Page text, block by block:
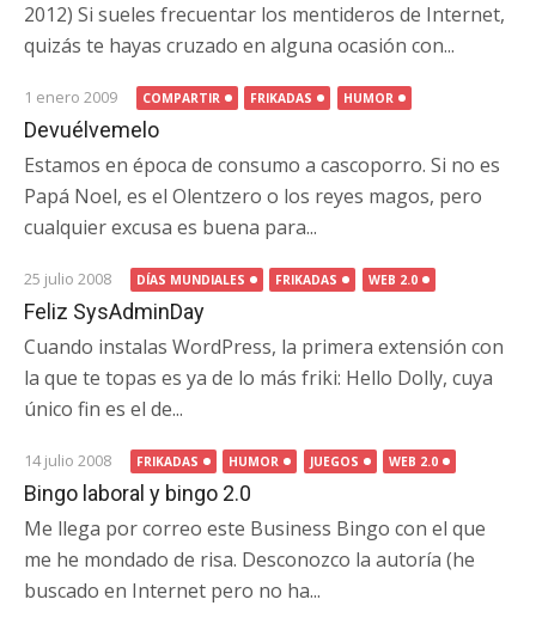
2012) Si sueles frecuentar los mentideros de Internet,
quizás te hayas cruzado en alguna ocasión con...
1 enero 2009 COMPARTIR FRIKADAS HUMOR
Devuélvemelo
Estamos en época de consumo a cascoporro. Si no es
Papá Noel, es el Olentzero o los reyes magos, pero
cualquier excusa es buena para...
25 julio 2008 DÍAS MUNDIALES FRIKADAS WEB 2.0
Feliz SysAdminDay
Cuando instalas WordPress, la primera extensión con
la que te topas es ya de lo más friki: Hello Dolly, cuya
único fin es el de...
14 julio 2008 FRIKADAS HUMOR JUEGOS WEB 2.0
Bingo laboral y bingo 2.0
Me llega por correo este Business Bingo con el que
me he mondado de risa. Desconozco la autoría (he
buscado en Internet pero no ha...